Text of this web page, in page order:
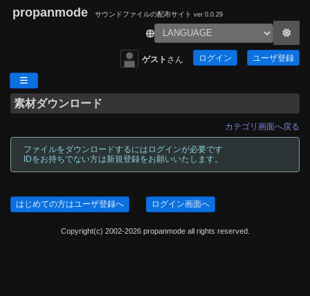
propanmode サウンドファイルの配布サイト ver 0.0.29
ゲスト さん ログイン ユーザ登録
素材ダウンロード
カテゴリ画面へ戻る
ファイルをダウンロードするにはログインが必要です
IDをお持ちでない方は新規登録をお願いいたします。
はじめての方はユーザ登録へ ログイン画面へ
Copyright(c) 2002-2026 propanmode all rights reserved.